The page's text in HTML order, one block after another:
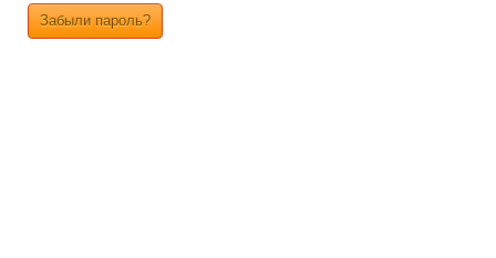
Забыли пароль?